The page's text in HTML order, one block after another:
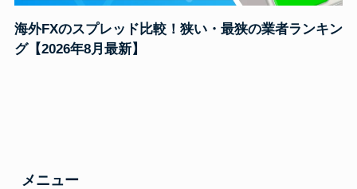
海外FXのスプレッド比較！狭い・最狭の業者ランキン
グ【2026年8月最新】
メニュー